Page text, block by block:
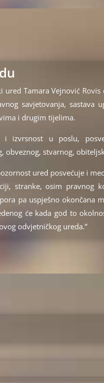
ured Tamara Vejnović
savjetovanja, sastava
i drugim tijelima.
i izvrsnost u poslu,
obveznog, stvarnog,
ured posvećuje i
stranke, osim pravnog
pa uspješno okončana
će kada god to
odvjetničkog ureda.”